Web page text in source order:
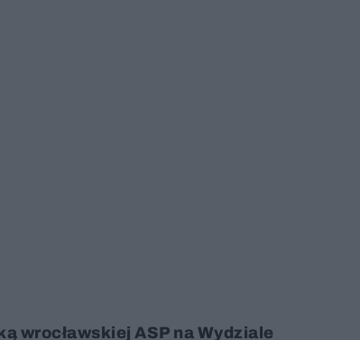
wrocławskiej ASP na Wydziale